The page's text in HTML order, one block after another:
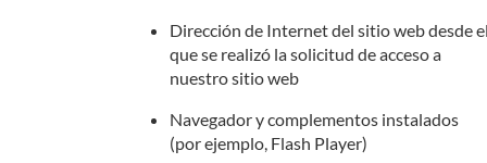
Dirección de Internet del sitio web desde
que se realizó la solicitud de acceso a
nuestro sitio web
Navegador y complementos instalados
(por ejemplo, Flash Player)